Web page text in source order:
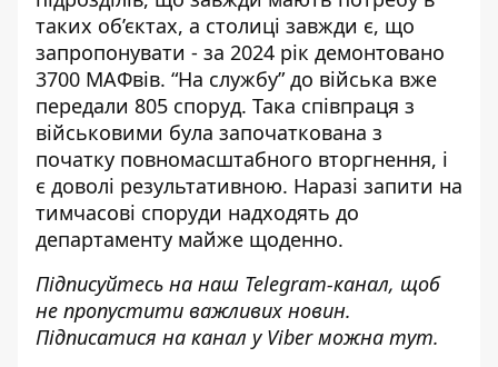
таких об’єктах, а столиці завжди є, що
запропонувати - за 2024 рік демонтовано
3700 МАФвів. “На службу” до війська вже
передали 805 споруд. Така співпраця з
військовими була започаткована з
початку повномасштабного вторгнення, і
є доволі результативною. Наразі запити на
тимчасові споруди надходять до
департаменту майже щоденно.
Підписуйтесь на наш Telegram-канал, щоб
не пропустити важливих новин.
Підписатися на канал у Viber можна тут.